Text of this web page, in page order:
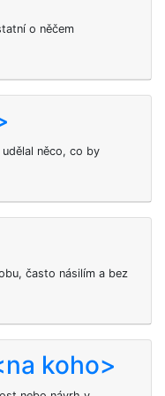
o něčem
něco, co by
často násilím a bez
koho>